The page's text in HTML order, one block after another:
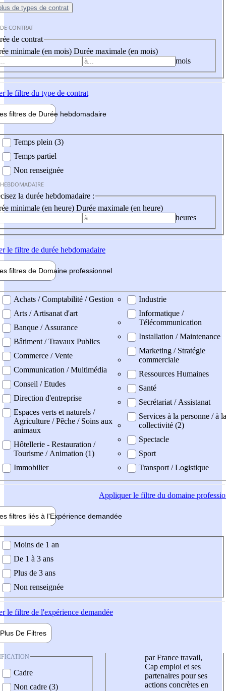
de types de contrat
CONTRAT
de contrat
minimale (en mois) Durée maximale (en mois)
mois
le filtre du type de contrat
filtres de Durée hebdomadaire
Temps plein (3)
Temps partiel
Non renseignée
la durée hebdomadaire :
minimale (en heure) Durée maximale (en heure)
heures
le filtre de durée hebdomadaire
filtres de Domaine professionnel
professionel
Achats / Comptabilité / Gestion
Arts / Artisanat d'art
Banque / Assurance
Bâtiment / Travaux Publics
Commerce / Vente
Communication / Multimédia
Conseil / Etudes
Direction d'entreprise
Espaces verts et naturels /
Agriculture / Pêche / Soins aux
animaux
Hôtellerie - Restauration /
Tourisme / Animation (1)
Immobilier
Industrie
Informatique /
Télécommunication
Installation / Maintenance
Marketing / Stratégie
commerciale
Ressources Humaines
Santé
Secrétariat / Assistanat
Services à la personne / à la
collectivité (2)
Spectacle
Sport
Transport / Logistique
Appliquerle filtre du domaine
filtres liés à l'Expérience demandée
demandée
Moins de 1 an
De 1 à 3 ans
Plus de 3 ans
Non renseignée
le filtre de l'expérience demandée
Plus De Filtres
Cadre
Non cadre (3)
par France travail,
Cap emploi et ses
partenaires pour ses
actions concrètes en